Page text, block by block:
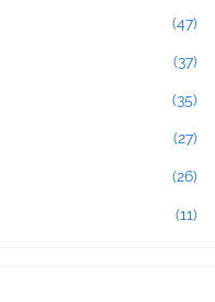
(47)
(37)
(35)
(27)
(26)
(11)